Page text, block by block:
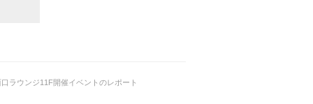
ラウンジ11F開催イベントのレポート